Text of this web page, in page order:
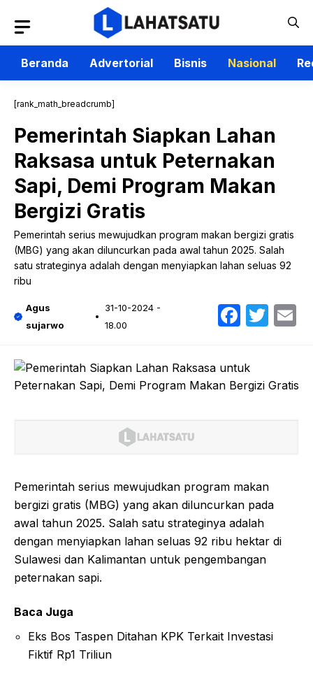
isi
Beranda
Advertorial Bisnis Nasional
[rank_math_breadcrumb]
Pemerintah Siapkan Lahan
Raksasa untuk Peternakan
Sapi, Demi Program Makan
Bergizi Gratis
Pemerintah serius mewujudkan program makan bergizi gratis
(MBG) yang akan diluncurkan pada awal tahun 2025. Salah
satu strateginya adalah dengan menyiapkan lahan seluas 92
ribu
Agus
sujarwo
31-10-2024 -
18.00
Pemerintah serius mewujudkan program makan
bergizi gratis (MBG) yang akan diluncurkan pada
awal tahun 2025. Salah satu strateginya adalah
dengan menyiapkan lahan seluas 92 ribu hektar di
Sulawesi dan Kalimantan untuk pengembangan
peternakan sapi.
Baca Juga
Eks Bos Taspen Ditahan KPK Terkait Investasi
Fiktif Rp1 Triliun